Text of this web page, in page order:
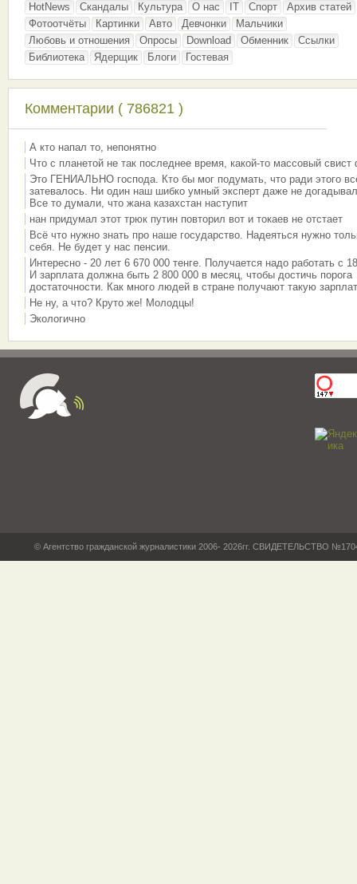
HotNews
Скандалы Культура О нас IT Спорт
Архив статей
Фотоотчёты
Картинки Авто Девчонки
Мальчики
Любовь и отношения
Опросы Download Обменник
Ссылки
Библиотека
Ядерщик Блоги Гостевая
Комментарии ( 786821 )
А кто напал то, непонятно
Что с планетой не так последнее время, какой-то массовый свист
Это ГЕНИАЛЬНО господа. Кто бы мог подумать, что ради этого
затевалось. Ни один наш шибко умный эксперт даже не
Все то думали, что жана казахстан наступит
нан придумал этот трюк путин повторил вот и токаев не отстает
Всё что нужно знать про наше государство. Надеяться нужно
себя. Не будет у нас пенсии.
Интересно - 20 лет 6 670 000 тенге. Получается надо работать с
И зарплата должна быть 2 800 000 в месяц, чтобы достичь порога
достаточности. Как много людей в стране получают такую
Не ну, а что? Круто же! Молодцы!
Экологично
© Агентство гражданской журналистики 2006- 2026гг. СВИДЕТЕЛЬСТВО